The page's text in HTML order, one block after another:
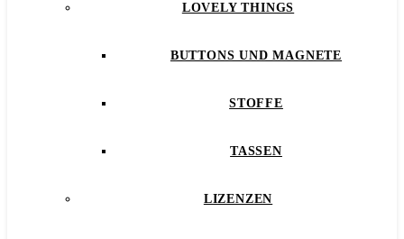
LOVELY THINGS
BUTTONS UND MAGNETE
STOFFE
TASSEN
LIZENZEN